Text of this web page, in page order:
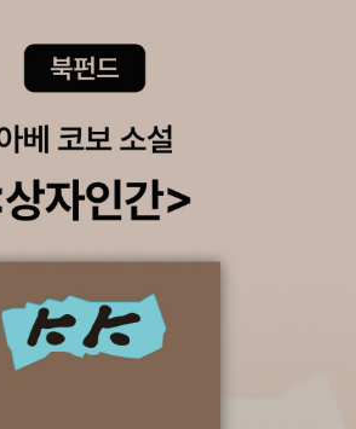
이였던 한스..한스가 잘할 수 있는 공부에 매
의 긍정적인 피드백이 많았다. 긍정적인 피
정의가 가능해졌다. 그러나 그 칭찬은 늘 숫
들에게만 빠른 적용이 되니 문제이다. 지난
애인들과 수학여행을 간 아이들이 나왔는데
세상에 살고 있잖아 우리가' 했다. 한스는 공
고 기나긴 학창 시절 동안 가장 아름다운 일
나 한스가 헤카돔베라는 어려운 시험을 거